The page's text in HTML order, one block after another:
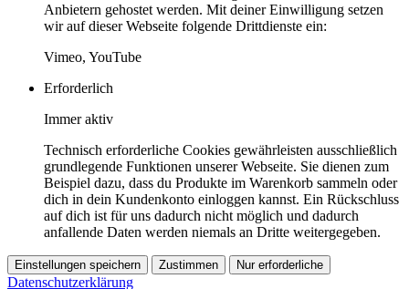
Anbietern gehostet werden. Mit deiner Einwilligung setzen
wir auf dieser Webseite folgende Drittdienste ein:
Vimeo, YouTube
Erforderlich
Immer aktiv
Technisch erforderliche Cookies gewährleisten ausschließlich
grundlegende Funktionen unserer Webseite. Sie dienen zum
Beispiel dazu, dass du Produkte im Warenkorb sammeln oder
dich in dein Kundenkonto einloggen kannst. Ein Rückschluss
auf dich ist für uns dadurch nicht möglich und dadurch
anfallende Daten werden niemals an Dritte weitergegeben.
Einstellungen speichern Zustimmen Nur erforderliche
Datenschutzerklärung